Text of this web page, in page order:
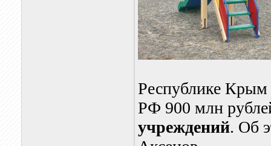
Республике Крым
РФ 900 млн
учреждений. Об